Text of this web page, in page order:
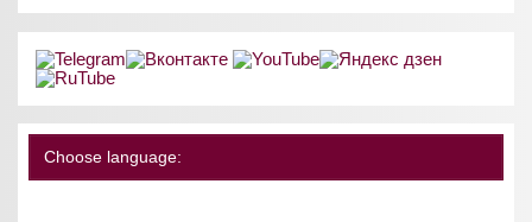
Choose language: